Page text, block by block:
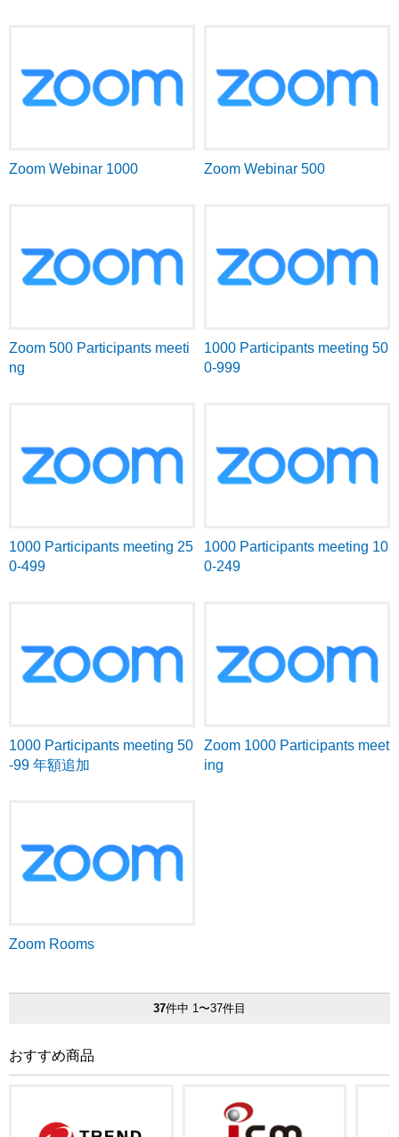
Zoom Webinar 1000 Zoom Webinar 500
Zoom 500 Participants meeti
ng
1000 Participants meeting 50
0-999
1000 Participants meeting 25
0-499
1000 Participants meeting 10
0-249
1000 Participants meeting 50
-99 年額追加
Zoom 1000 Participants meet
ing
Zoom Rooms
37件中 1〜37件目
おすすめ商品